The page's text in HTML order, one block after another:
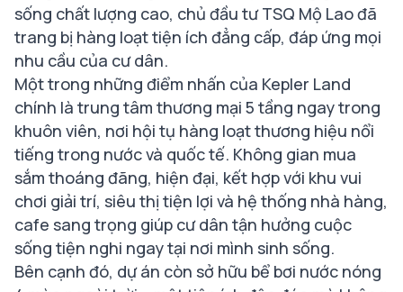
sống chất lượng cao, chủ đầu tư TSQ Mộ Lao đã
trang bị hàng loạt tiện ích đẳng cấp, đáp ứng mọi
nhu cầu của cư dân.
Một trong những điểm nhấn của Kepler Land
chính là trung tâm thương mại 5 tầng ngay trong
khuôn viên, nơi hội tụ hàng loạt thương hiệu nổi
tiếng trong nước và quốc tế. Không gian mua
sắm thoáng đãng, hiện đại, kết hợp với khu vui
chơi giải trí, siêu thị tiện lợi và hệ thống nhà hàng,
cafe sang trọng giúp cư dân tận hưởng cuộc
sống tiện nghi ngay tại nơi mình sinh sống.
Bên cạnh đó, dự án còn sở hữu bể bơi nước nóng